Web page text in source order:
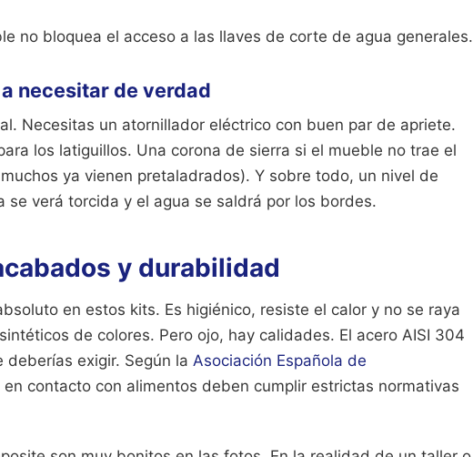
no bloquea el acceso a las llaves de corte de agua generales.
necesitar de verdad
Necesitas un atornillador eléctrico con buen par de apriete.
los latiguillos. Una corona de sierra si el mueble no trae el
ya vienen pretaladrados). Y sobre todo, un nivel de
se verá torcida y el agua se saldrá por los bordes.
y durabilidad
en estos kits. Es higiénico, resiste el calor y no se raya
de colores. Pero ojo, hay calidades. El acero AISI 304
exigir. Según la Asociación Española de
en contacto con alimentos deben cumplir estrictas normativas